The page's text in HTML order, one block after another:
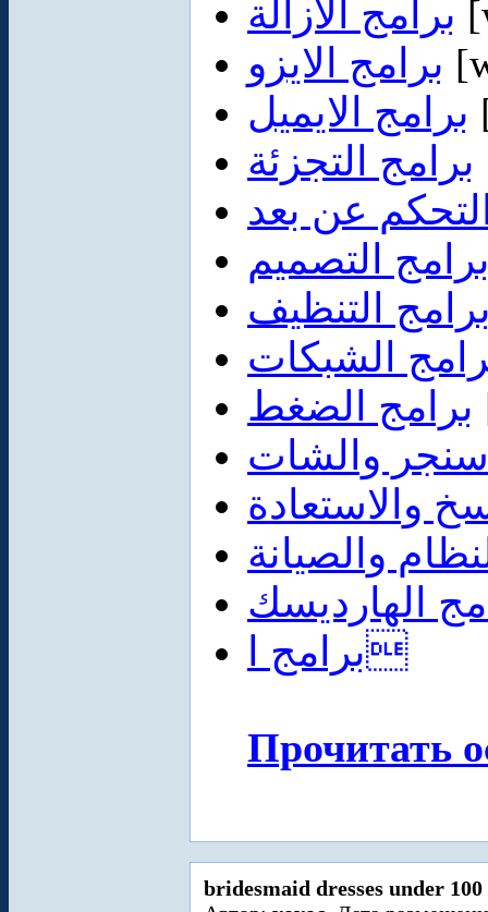
برامج الازالة
برامج الايزو
برامج الايميل
برامج التجزئة
عن بعد
التصميم
التنظيف
الشبكات
برامج الضغط
والشات
والاستعادة
والصيانة
الهارديسك
برامج ا
Прочитать
bridesmaid dresses under 100